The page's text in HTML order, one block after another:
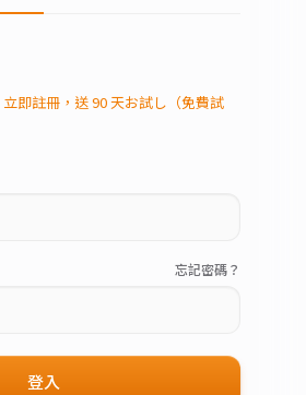
立即註冊，送 90 天お試し（免費試
忘記密碼？
登入